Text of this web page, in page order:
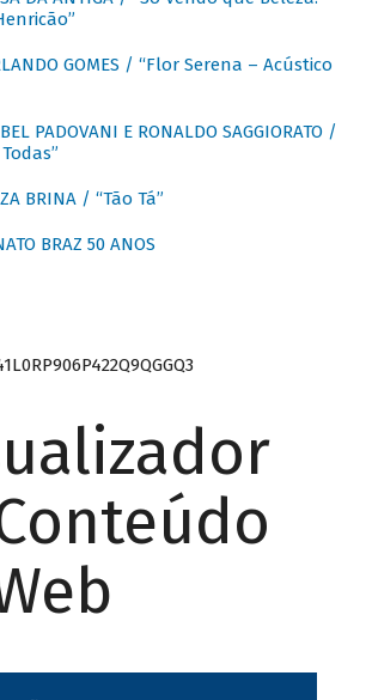
GOMES / “Flor Serena – Acústico
PADOVANI E RONALDO SAGGIORATO /
BRINA / “Tão Tá”
BRAZ 50 ANOS